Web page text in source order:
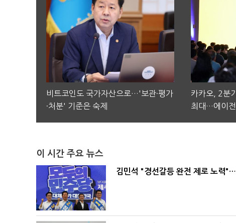
비트코인도 국가자산으로…'보관·평가
·처분' 기준은 숙제
카카오, 2분
최대…에이
이 시간 주요 뉴스
김민석 "경선갈등 완전 제로 노력